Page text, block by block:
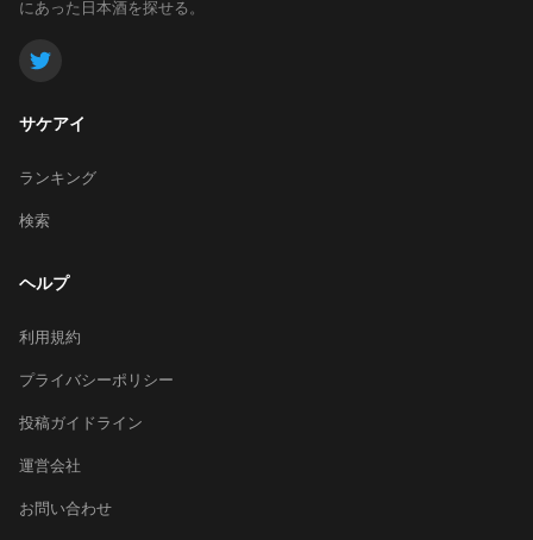
にあった日本酒を探せる。
サケアイ
ランキング
検索
ヘルプ
利用規約
プライバシーポリシー
投稿ガイドライン
運営会社
お問い合わせ